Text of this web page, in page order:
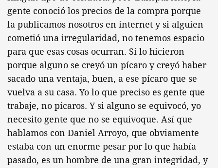
gente conoció los precios de la compra porque
la publicamos nosotros en internet y si alguien
cometió una irregularidad, no tenemos espacio
para que esas cosas ocurran. Si lo hicieron
porque alguno se creyó un pícaro y creyó haber
sacado una ventaja, buen, a ese pícaro que se
vuelva a su casa. Yo lo que preciso es gente que
trabaje, no picaros. Y si alguno se equivocó, yo
necesito gente que no se equivoque. Así que
hablamos con Daniel Arroyo, que obviamente
estaba con un enorme pesar por lo que había
pasado, es un hombre de una gran integridad, y